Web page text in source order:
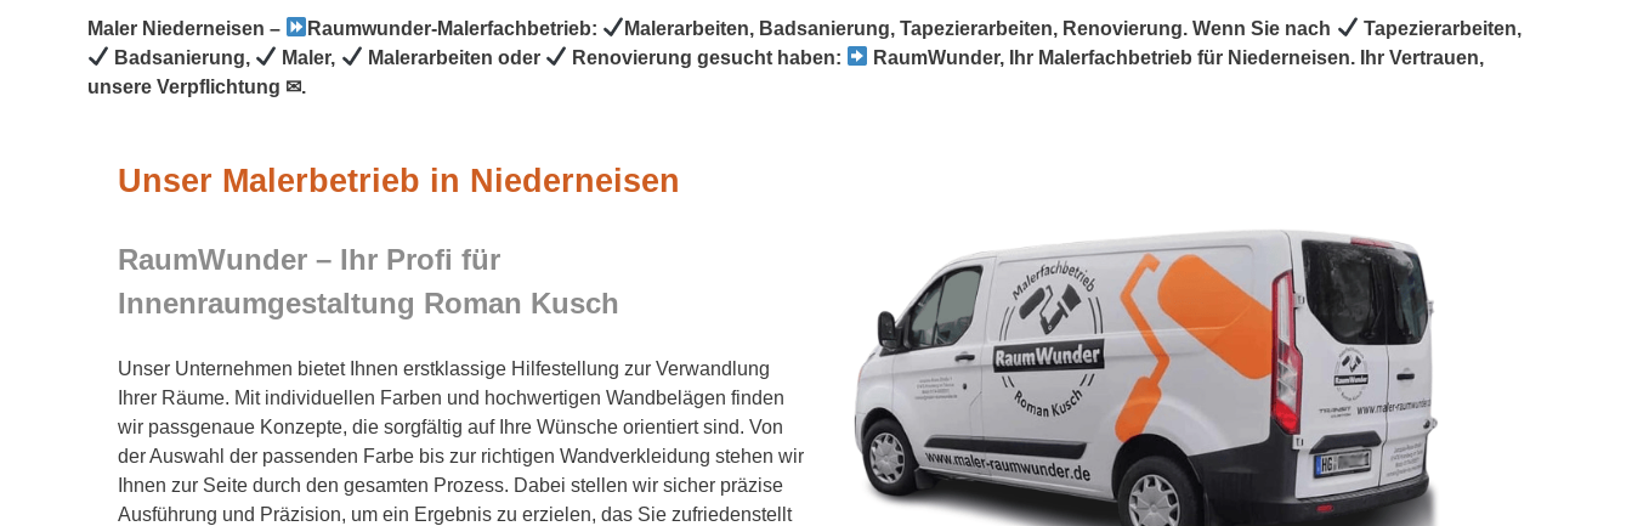
Maler Niederneisen – Raumwunder-Malerfachbetrieb: Malerarbeiten, Badsanierung, Tapezierarbeiten, Renovierung. Wenn Sie nach
Tapezierarbeiten,
Badsanierung,
Maler, Malerarbeiten oder Renovierung gesucht haben:
RaumWunder, Ihr Malerfachbetrieb für Niederneisen. Ihr Vertrauen,
unsere Verpflichtung ✉.
Unser Malerbetrieb in Niederneisen
RaumWunder – Ihr Profi für
Innenraumgestaltung Roman Kusch
Unser Unternehmen bietet Ihnen erstklassige Hilfestellung zur Verwandlung
Ihrer Räume. Mit individuellen Farben und hochwertigen Wandbelägen finden
wir passgenaue Konzepte, die sorgfältig auf Ihre Wünsche orientiert sind. Von
der Auswahl der passenden Farbe bis zur richtigen Wandverkleidung stehen wir
Ihnen zur Seite durch den gesamten Prozess. Dabei stellen wir sicher präzise
Ausführung und Präzision, um ein Ergebnis zu erzielen, das Sie zufriedenstellt